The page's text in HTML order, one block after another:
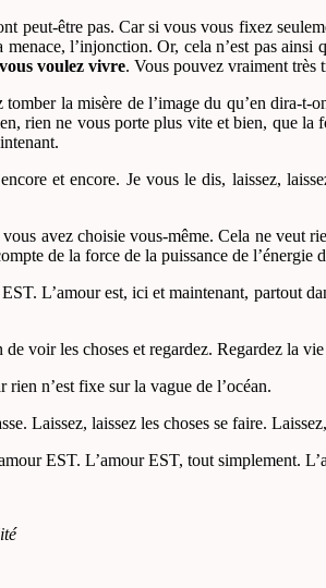
peut-être pas. Car si vous vous fixez
l’injonction. Or, cela n’est pas ainsi
voulez vivre. Vous pouvez vraiment très
la misère de l’image du qu’en dira-
rien ne vous porte plus vite et bien, que
et encore. Je vous le dis, laissez,
avez choisie vous-même. Cela ne veut
de la force de la puissance de
L’amour est, ici et maintenant, partout
voir les choses et regardez. Regardez la
n’est fixe sur la vague de l’océan.
Laissez, laissez les choses se faire.
EST. L’amour EST, tout